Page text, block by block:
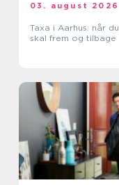
03. august 2026
Taxa i Aarhus: når du
skal frem og tilbage